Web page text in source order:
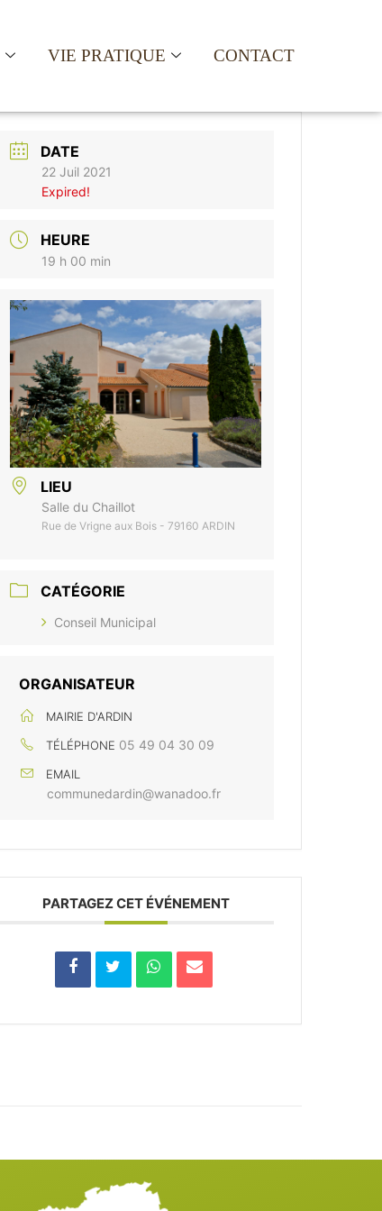
VIE PRATIQUE CONTACT
DATE
22 Juil 2021
Expired!
HEURE
19 h 00 min
LIEU
Salle du Chaillot
Rue de Vrigne aux Bois - 79160 ARDIN
CATÉGORIE
Conseil Municipal
ORGANISATEUR
MAIRIE D'ARDIN
TÉLÉPHONE 05 49 04 30 09
EMAIL
communedardin@wanadoo.fr
PARTAGEZ CET ÉVÉNEMENT